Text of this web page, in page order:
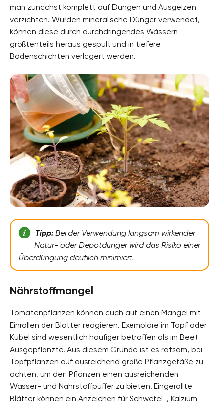
man zunächst komplett auf Düngen und Ausgeizen
verzichten. Wurden mineralische Dünger verwendet,
können diese durch durchdringendes Wässern
größtenteils heraus gespült und in tiefere
Bodenschichten verlagert werden.
Tipp:Bei der Verwendung langsam wirkender
Natur- oder Depotdünger wird das Risiko einer
Überdüngung deutlich minimiert.
Nährstoffmangel
Tomatenpflanzen können auch auf einen Mangel mit
Einrollen der Blätter reagieren. Exemplare im Topf oder
Kübel sind wesentlich häufiger betroffen als im Beet
Ausgepflanzte. Aus diesem Grunde ist es ratsam, bei
Topfpflanzen auf ausreichend große Pflanzgefäße zu
achten, um den Pflanzen einen ausreichenden
Wasser- und Nährstoffpuffer zu bieten. Eingerollte
Blätter können ein Anzeichen für Schwefel-, Kalzium-